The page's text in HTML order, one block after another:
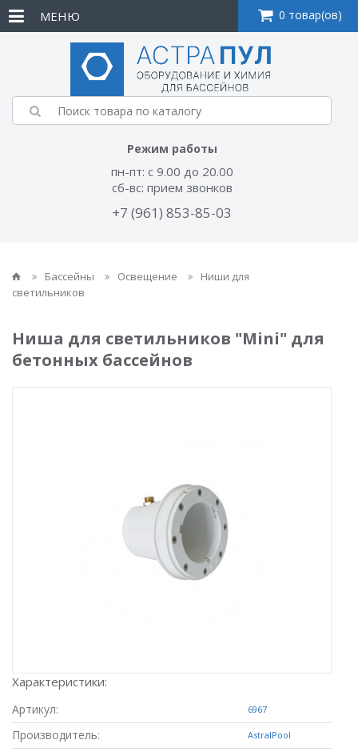
Режим работы
пн-пт: с 9.00 до 20.00
сб-вс: прием звонков
+7 (961) 853-85-03
МЕНЮ 0 товар(ов)
Бассейны Освещение
Ниши для
светильников
Ниша для светильников "Mini" для
бетонных бассейнов
Характеристики:
Артикул: 6967
Производитель: AstralPool